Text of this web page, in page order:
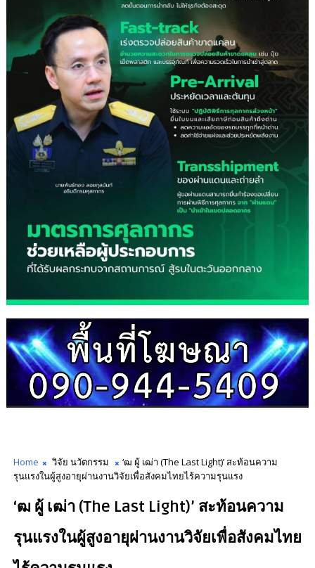
Home วิจัย นวัตกรรม
‘ฒ ผู้ เฒ่า (The Last Light)’ สะท้อนความ
รุนแรงในผู้สูงอายุผ่านงานวิจัยเพื่อสังคมไทยไร้ความรุนแรง
‘ฒ ผู้ เฒ่า (The Last Light)’ สะท้อนความ
รุนแรงในผู้สูงอายุผ่านงานวิจัยเพื่อสังคมไทย